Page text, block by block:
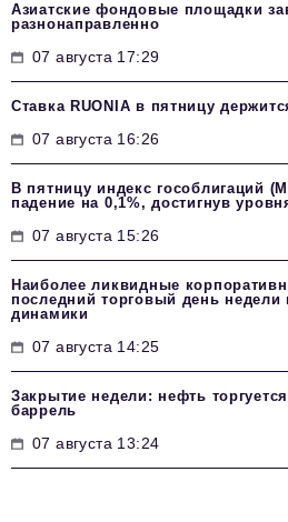
Азиатские фондовые площадки
разнонаправленно
07 августа 17:29
Ставка RUONIA в пятницу
07 августа 16:26
В пятницу индекс гособлигаций
падение на 0,1%, достигнув
07 августа 15:26
Наиболее ликвидные
последний торговый день
динамики
07 августа 14:25
Закрытие недели: нефть
баррель
07 августа 13:24